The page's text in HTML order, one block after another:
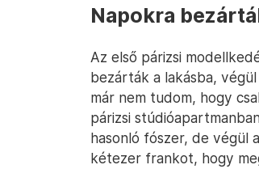
Napokra
Az első párizsi
bezárták a lakásba,
már nem tudom, hogy
párizsi
hasonló fószer, de végül
kétezer frankot, hogy